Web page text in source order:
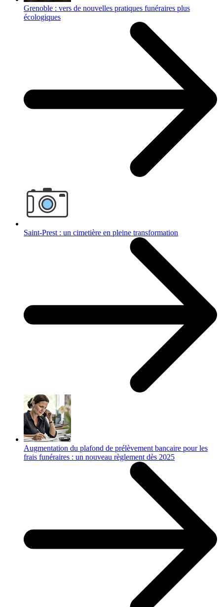
Grenoble : vers de nouvelles pratiques funéraires plus
écologiques
Saint-Prest : un cimetière en pleine transformation
Augmentation du plafond de prélèvement bancaire pour les
frais funéraires : un nouveau règlement dès 2025